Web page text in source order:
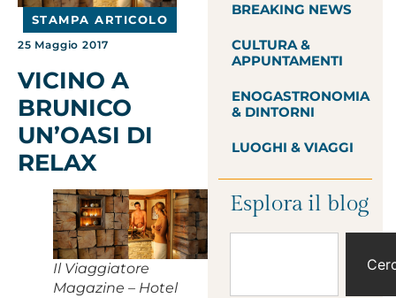
STAMPA ARTICOLO
25 Maggio 2017
VICINO A
BRUNICO
UN’OASI DI
RELAX
Il Viaggiatore
Magazine – Hotel
BREAKING NEWS
CULTURA &
APPUNTAMENTI
ENOGASTRONOMIA
& DINTORNI
LUOGHI & VIAGGI
Esplora il blog